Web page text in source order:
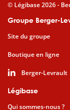
Groupe Berger-
Site du groupe
Boutique en ligne
Berger-Levrault
Légibase
Qui sommes-nous ?
© Légibase 2026 -